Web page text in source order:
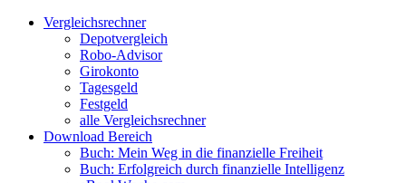
Zum
Facebook
Twitter
Instagram
Pinterest
YouTubeVergleichsrechner
Depotvergleich
Robo-Advisor
Girokonto
Tagesgeld
Festgeld
alle Vergleichsrechner
Download Bereich
Buch: Mein Weg in die finanzielle Freiheit
Buch: Erfolgreich durch finanzielle Intelligenz